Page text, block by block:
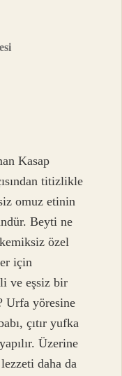
Kasap
titizlikle
omuz etinin
Beyti ne
özel
için
ve eşsiz bir
Urfa yöresine
çıtır yufka
Üzerine
daha da